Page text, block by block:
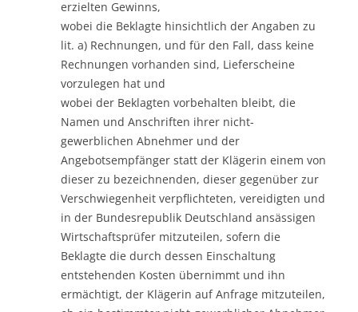
erzielten Gewinns,
wobei die Beklagte hinsichtlich der Angaben zu
lit. a) Rechnungen, und für den Fall, dass keine
Rechnungen vorhanden sind, Lieferscheine
vorzulegen hat und
wobei der Beklagten vorbehalten bleibt, die
Namen und Anschriften ihrer nicht-
gewerblichen Abnehmer und der
Angebotsempfänger statt der Klägerin einem von
dieser zu bezeichnenden, dieser gegenüber zur
Verschwiegenheit verpflichteten, vereidigten und
in der Bundesrepublik Deutschland ansässigen
Wirtschaftsprüfer mitzuteilen, sofern die
Beklagte die durch dessen Einschaltung
entstehenden Kosten übernimmt und ihn
ermächtigt, der Klägerin auf Anfrage mitzuteilen,